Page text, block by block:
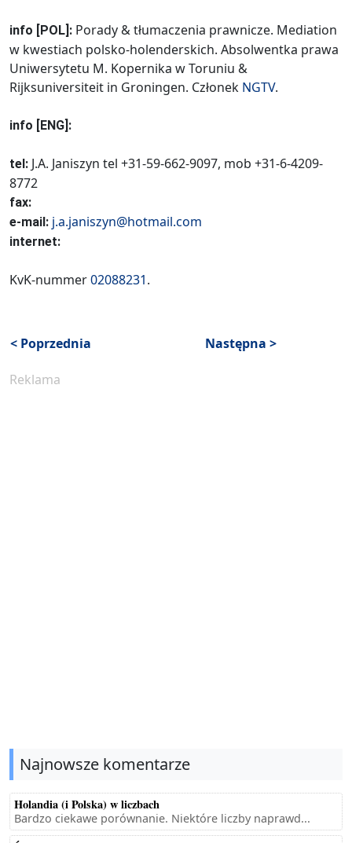
info [POL]: Porady & tłumaczenia prawnicze. Mediation
w kwestiach polsko-holenderskich. Absolwentka prawa
Uniwersytetu M. Kopernika w Toruniu &
Rijksuniversiteit in Groningen. Członek NGTV.
info [ENG]:
tel: J.A. Janiszyn tel +31-59-662-9097, mob +31-6-4209-
8772
fax:
e-mail: j.a.janiszyn@hotmail.com
internet:
KvK-nummer02088231.
< Poprzednia Następna >
Reklama
Najnowsze komentarze
Holandia (i Polska) w liczbach
Bardzo ciekawe porównanie. Niektóre liczby naprawd...